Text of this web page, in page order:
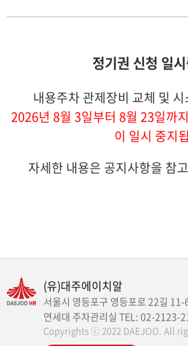
정기권 신청 일
내용주차 관제장비 교체 및
2026년 8월 3일부터 8월 23일까
이 일시 중지
자세한 내용은 공지사항을 참
(유)대주에이치알
서울시 영등포구 영등포로 22길
연세대 주차관리실 TEL: 02-2123-
Copyrights ⓒ 2022 DAEJOO. All